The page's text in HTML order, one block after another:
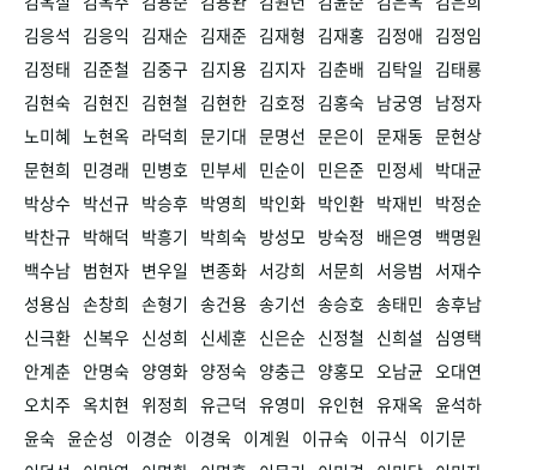
김응석
김응익 김재순 김재준 김재형 김재홍 김정애 김정임
김정태 김준철 김중구 김지용 김지자 김춘배 김탁일
김태룡
김현숙 김현진 김현철 김현한 김호정 김홍숙 남궁영
남정자
노미혜 노현옥 라덕희 문기대 문명선 문은이 문재동 문현상
문현희
민경래 민병호 민부세 민순이 민은준 민정세 박대균
박상수 박선규 박승후 박영희 박인화 박인환 박재빈
박정순
박찬규 박해덕 박흥기 박희숙 방성모 방숙정 배은영
백명원
백수남 범현자 변우일 변종화 서강희 서문희 서응범
서재수
성용심 손창희 손형기 송건용 송기선 송승호 송태민 송후남
신극환 신복우 신성희 신세훈 신은순 신정철 신희설
심영택
안계춘 안명숙 양영화 양정숙 양충근 양홍모 오남균 오대연
오치주 옥치현 위정희 유근덕 유영미 유인현 유재옥 윤석하
윤숙 윤순성 이경순 이경욱 이계원 이규숙 이규식
이기문